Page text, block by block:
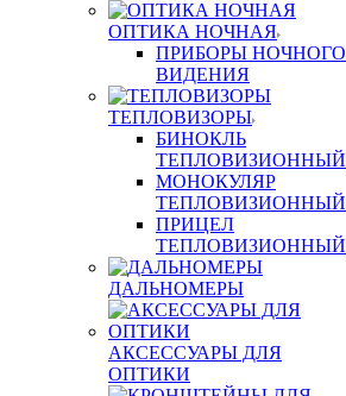
ОПТИКА НОЧНАЯ
ПРИБОРЫ НОЧНОГО
ВИДЕНИЯ
ТЕПЛОВИЗОРЫ
БИНОКЛЬ
ТЕПЛОВИЗИОННЫЙ
МОНОКУЛЯР
ТЕПЛОВИЗИОННЫЙ
ПРИЦЕЛ
ТЕПЛОВИЗИОННЫЙ
ДАЛЬНОМЕРЫ
АКСЕССУАРЫ ДЛЯ
ОПТИКИ